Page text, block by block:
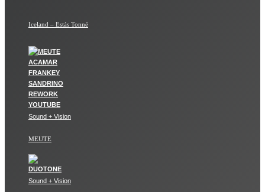
Iceland – Estás Tonné
Sound + Vision
MEUTE
Sound + Vision